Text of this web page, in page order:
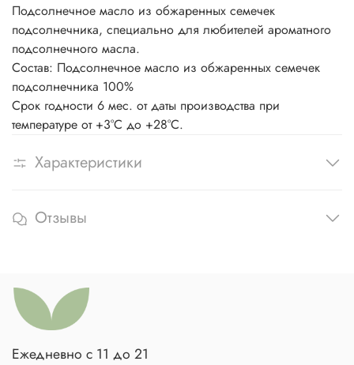
Подсолнечное масло из обжаренных семечек
подсолнечника, специально для любителей ароматного
подсолнечного масла.
Состав: Подсолнечное масло из обжаренных семечек
подсолнечника 100%
Срок годности 6 мес. от даты производства при
температуре от +3°С до +28°С.
Характеристики
Отзывы
Ежедневно с 11 до 21